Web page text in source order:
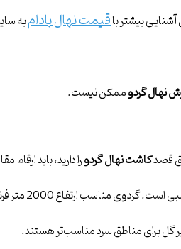
بیشتر باقیمت نهال بادامبه
نهال گردوممکن نیست.
قصدکاشت نهال گردورا دارید، باید
گردوی مناسب ارتفاع 2000 متر فرنور است.
گل برای مناطق سرد مناسب‌تر هستند.